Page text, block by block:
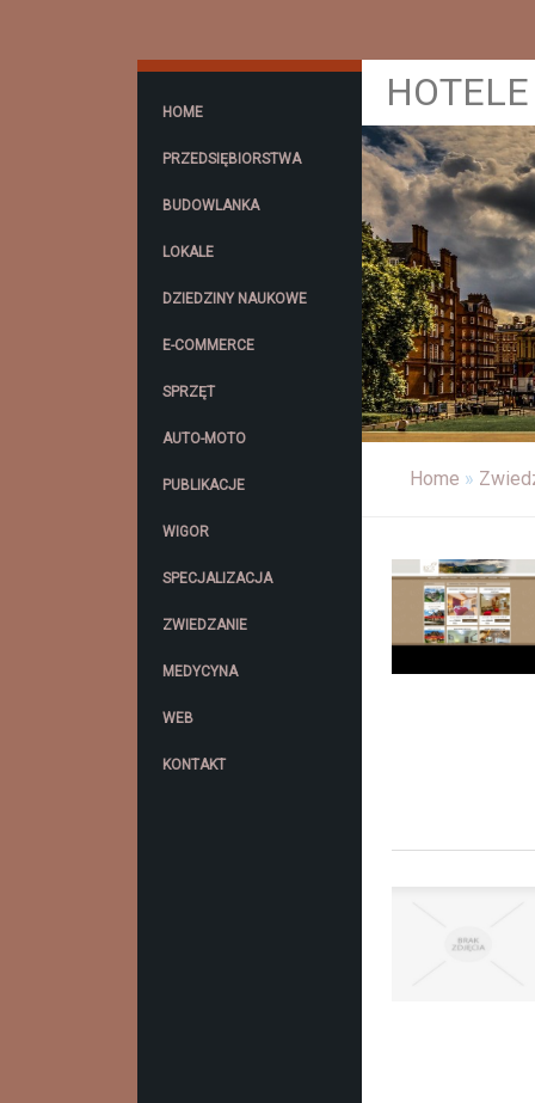
HOME
PRZEDSIĘBIORSTWA
BUDOWLANKA
LOKALE
DZIEDZINY NAUKOWE
E-COMMERCE
SPRZĘT
AUTO-MOTO
PUBLIKACJE
WIGOR
SPECJALIZACJA
ZWIEDZANIE
MEDYCYNA
WEB
KONTAKT
Home »